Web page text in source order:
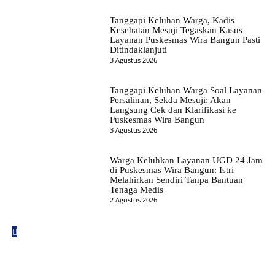
Tanggapi Keluhan Warga, Kadis
Kesehatan Mesuji Tegaskan Kasus
Layanan Puskesmas Wira Bangun Pasti
Ditindaklanjuti
3 Agustus 2026
Tanggapi Keluhan Warga Soal Layanan
Persalinan, Sekda Mesuji: Akan
Langsung Cek dan Klarifikasi ke
Puskesmas Wira Bangun
3 Agustus 2026
Warga Keluhkan Layanan UGD 24 Jam
di Puskesmas Wira Bangun: Istri
Melahirkan Sendiri Tanpa Bantuan
Tenaga Medis
2 Agustus 2026